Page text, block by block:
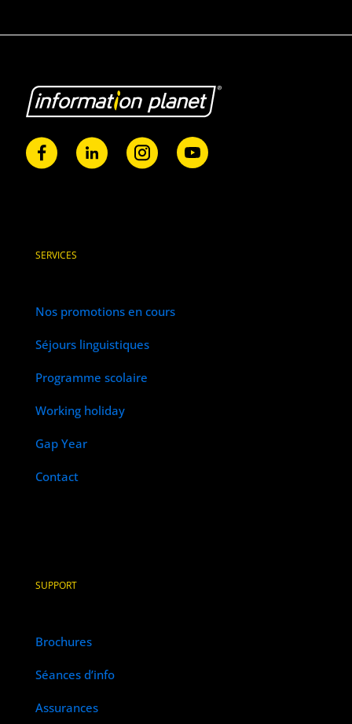
SERVICES
Nos promotions en cours
Séjours linguistiques
Programme scolaire
Working holiday
Gap Year
Contact
SUPPORT
Brochures
Séances d’info
Assurances